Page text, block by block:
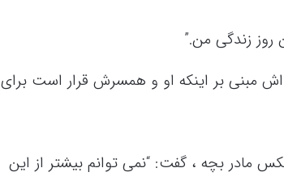
اش مبنی بر اینکه او و همسرش قرار است برای
مادر بچه ، گفت: “نمی توانم بیشتر از این